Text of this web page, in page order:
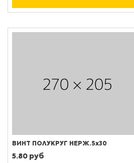
ВИНТ ПОЛУКРУГ НЕРЖ.5х30
5.80 руб